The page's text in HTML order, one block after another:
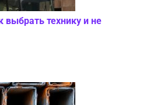
выбрать технику и не